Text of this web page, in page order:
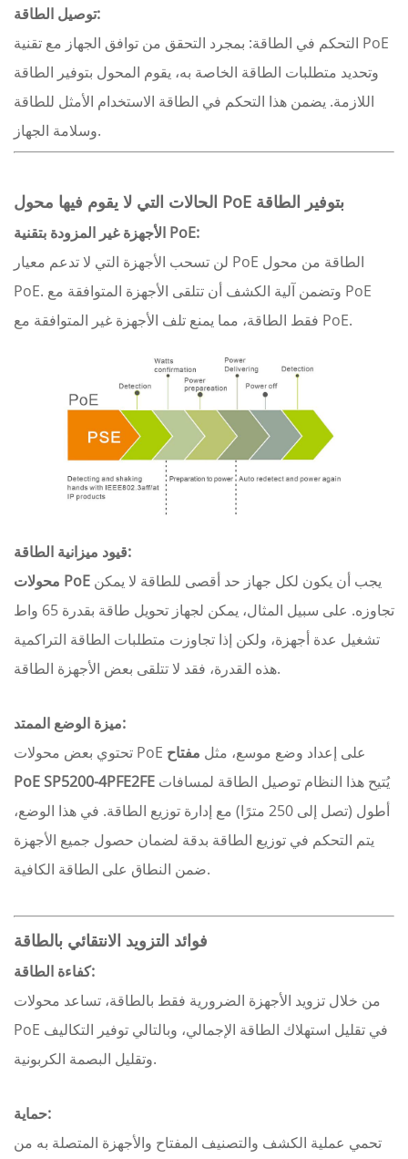
توصيل الطاقة:
التحكم في الطاقة: بمجرد التحقق من توافق الجهاز مع تقنية PoE
وتحديد متطلبات الطاقة الخاصة به، يقوم المحول بتوفير الطاقة
اللازمة. يضمن هذا التحكم في الطاقة الاستخدام الأمثل للطاقة
وسلامة الجهاز.
الحالات التي لا يقوم فيها محول PoE بتوفير الطاقة
الأجهزة غير المزودة بتقنية PoE:
لن تسحب الأجهزة التي لا تدعم معيار PoE الطاقة من محول
PoE. وتضمن آلية الكشف أن تتلقى الأجهزة المتوافقة مع PoE
فقط الطاقة، مما يمنع تلف الأجهزة غير المتوافقة مع PoE.
قيود ميزانية الطاقة:
محولات PoE
تجاوزه. على سبيل المثال، يمكن لجهاز تحويل طاقة بقدرة 65 واط
تشغيل عدة أجهزة، ولكن إذا تجاوزت متطلبات الطاقة التراكمية
هذه القدرة، فقد لا تتلقى بعض الأجهزة الطاقة.
ميزة الوضع الممتد:
تحتوي بعض محولات PoE على إعداد وضع موسع، مثل مفتاح
PoE SP5200-4PFE2FE
أطول (تصل إلى 250 مترًا) مع إدارة توزيع الطاقة. في هذا الوضع،
يتم التحكم في توزيع الطاقة بدقة لضمان حصول جميع الأجهزة
ضمن النطاق على الطاقة الكافية.
فوائد التزويد الانتقائي بالطاقة
كفاءة الطاقة:
من خلال تزويد الأجهزة الضرورية فقط بالطاقة، تساعد محولات
PoE في تقليل استهلاك الطاقة الإجمالي، وبالتالي توفير التكاليف
وتقليل البصمة الكربونية.
حماية:
تحمي عملية الكشف والتصنيف المفتاح والأجهزة المتصلة به من